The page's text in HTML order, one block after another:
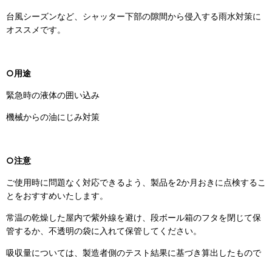
台風シーズンなど、シャッター下部の隙間から侵入する雨水対策に
オススメです。
○用途
緊急時の液体の囲い込み
機械からの油にじみ対策
○注意
ご使用時に問題なく対応できるよう、製品を2か月おきに点検するこ
とをおすすめいたします。
常温の乾燥した屋内で紫外線を避け、段ボール箱のフタを閉じて保
管するか、不透明の袋に入れて保管してください。
吸収量については、製造者側のテスト結果に基づき算出したもので